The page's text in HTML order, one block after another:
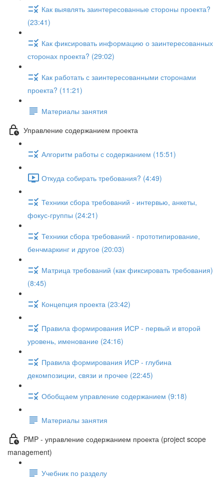
Как выявлять заинтересованные стороны проекта?
(23:41)
Как фиксировать информацию о заинтересованных
сторонах проекта? (29:02)
Как работать с заинтересованными сторонами
проекта? (11:21)
Материалы занятия
Управление содержанием проекта
Алгоритм работы с содержанием (15:51)
Откуда собирать требования? (4:49)
Техники сбора требований - интервью, анкеты,
фокус-группы (24:21)
Техники сбора требований - прототипирование,
бенчмаркинг и другое (20:03)
Матрица требований (как фиксировать требования)
(8:45)
Концепция проекта (23:42)
Правила формирования ИСР - первый и второй
уровень, именование (24:16)
Правила формирования ИСР - глубина
декомпозиции, связи и прочее (22:45)
Обобщаем управление содержанием (9:18)
Материалы занятия
PMP - управление содержанием проекта (project scope
management)
Учебник по разделу